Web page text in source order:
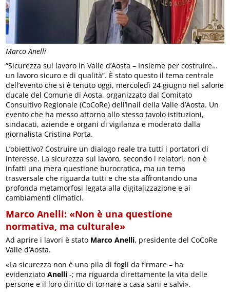
Marco Anelli
“Sicurezza sul lavoro in Valle d’Aosta – Insieme per costruire…
un lavoro sicuro e di qualità”. È stato questo il tema centrale
dell’evento che si è tenuto oggi, mercoledì 24 giugno nel salone
ducale del Comune di Aosta, organizzato dal Comitato
Consultivo Regionale (CoCoRe) dell’Inail della Valle d’Aosta. Un
evento che ha messo attorno allo stesso tavolo istituzioni,
sindacati, aziende e organi di vigilanza e moderato dalla
giornalista Cristina Porta.
L’obiettivo? Costruire un dialogo reale tra tutti i portatori di
interesse. La sicurezza sul lavoro, secondo i relatori, non è
infatti una mera questione burocratica, ma un tema
trasversale che riguarda tutti e che sta affrontando una
profonda metamorfosi legata alla digitalizzazione e ai
cambiamenti climatici.
Marco Anelli: «Non è una questione
normativa, ma culturale»
Ad aprire i lavori è stato Marco Anelli, presidente del CoCoRe
Valle d’Aosta.
«La sicurezza non è una pila di fogli da firmare – ha
evidenziatoAnelli -; ma riguarda direttamente la vita delle
persone e il loro diritto di tornare a casa sani e salvi».